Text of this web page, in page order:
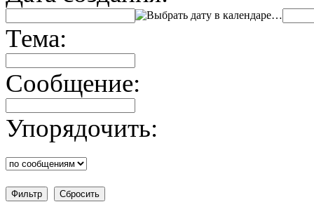
…
Тема:
Сообщение:
Упорядочить: